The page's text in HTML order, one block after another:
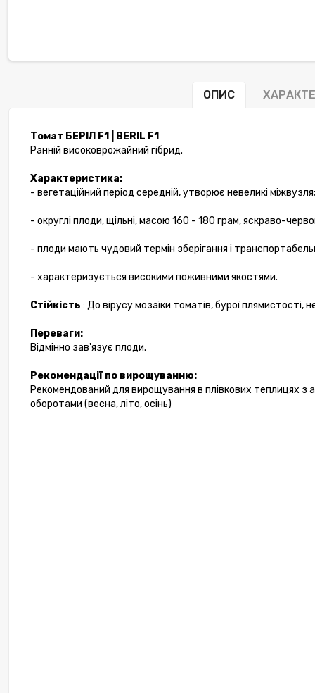
ОПИС
Томат БЕРІЛ F1 | BERIL F1
Ранній високоврожайний гібрид.
Характеристика:
- вегетаційний період середній, утворює невеликі міжвузля;
- округлі плоди, щільні, масою 160 - 180 грам, яскраво-
- плоди мають чудовий термін зберігання і
- характеризується високими поживними якостями.
Стійкість : До вірусу мозаїки томатів, бурої плямистості,
Переваги:
Відмінно зав'язує плоди.
Рекомендації по вирощуванню:
Рекомендований для вирощування в плівкових теплицях з
оборотами (весна, літо, осінь)